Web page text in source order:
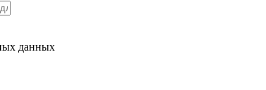
данных